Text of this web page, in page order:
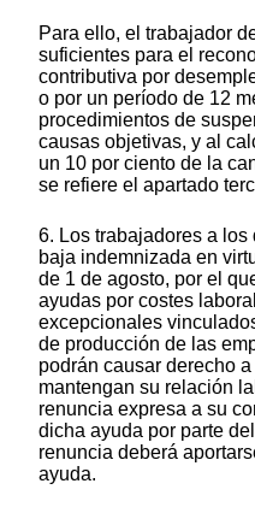
Para ello, el trabajador
suficientes para el
contributiva por
o por un período de 12
procedimientos de
causas objetivas, y al
un 10 por ciento de la
se refiere el apartado
6. Los trabajadores a
baja indemnizada en
de 1 de agosto, por el
ayudas por costes
excepcionales
de producción de las
podrán causar derecho
mantengan su relación
renuncia expresa a su
dicha ayuda por parte
renuncia deberá
ayuda.